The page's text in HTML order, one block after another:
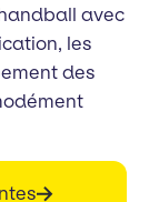
avec
les
des